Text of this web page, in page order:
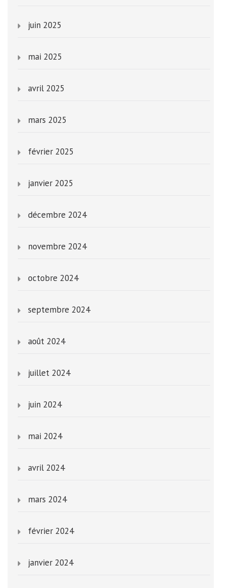
juin 2025
mai 2025
avril 2025
mars 2025
février 2025
janvier 2025
décembre 2024
novembre 2024
octobre 2024
septembre 2024
août 2024
juillet 2024
juin 2024
mai 2024
avril 2024
mars 2024
février 2024
janvier 2024